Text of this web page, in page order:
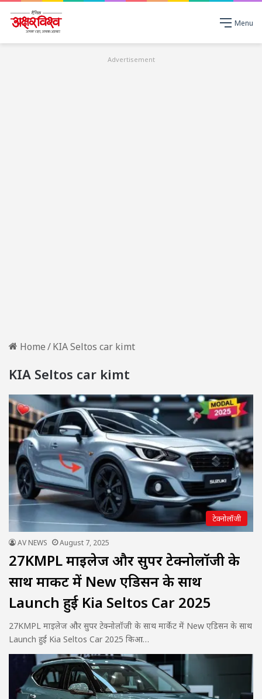
Menu
Advertisement
Home/KIA Seltos car kimt
KIA Seltos car kimt
टेक्नोलॉजी
AV NEWS August 7, 2025
27KMPL माइलेज और सुपर टेक्नोलॉजी के
साथ मार्केट में New एडिसन के साथ
Launch हुई Kia Seltos Car 2025
27KMPL माइलेज और सुपर टेक्नोलॉजी के साथ मार्केट में New एडिसन के साथ
Launch हुई Kia Seltos Car 2025 किआ…